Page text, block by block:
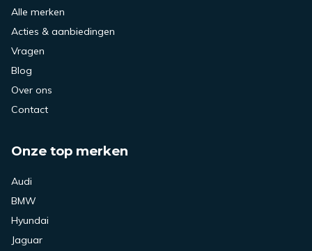
Alle merken
Acties & aanbiedingen
Vragen
Blog
Over ons
Contact
Onze top merken
Audi
BMW
Hyundai
Jaguar